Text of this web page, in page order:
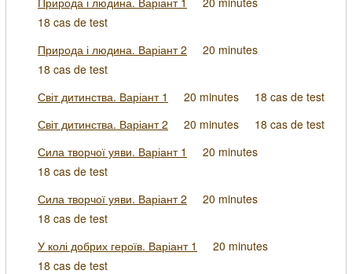
18 cas de test
Природа і людина. Варіант 2
20 minutes
18 cas de test
Світ дитинства. Варіант 1
20 minutes
18 cas de test
Світ дитинства. Варіант 2
20 minutes
18 cas de test
Сила творчої уяви. Варіант 1
20 minutes
18 cas de test
Сила творчої уяви. Варіант 2
20 minutes
18 cas de test
У колі добрих героїв. Варіант 1
20 minutes
18 cas de test